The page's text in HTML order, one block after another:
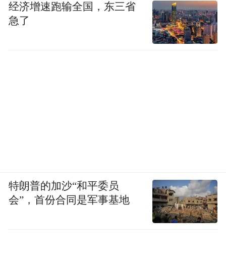
经济增速跑输全国，东三省
急了
特朗普的加沙“和平委员
会”，首份合同是军事基地